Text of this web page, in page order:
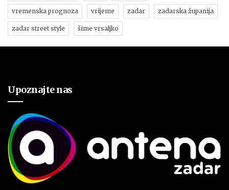
vremenska prognoza vrijeme zadar zadarska županija
zadar street style šime vrsaljko
Upoznajte nas